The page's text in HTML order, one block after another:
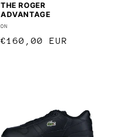
THE ROGER
ADVANTAGE
Anbieter:
ON
Normaler
€160,00 EUR